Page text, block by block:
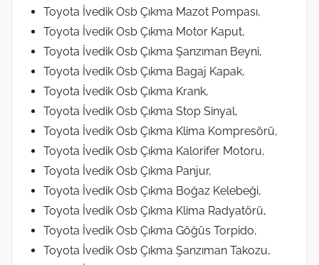
Toyota İvedik Osb Çıkma Mazot Pompası,
Toyota İvedik Osb Çıkma Motor Kaput,
Toyota İvedik Osb Çıkma Şanzıman Beyni,
Toyota İvedik Osb Çıkma Bagaj Kapak,
Toyota İvedik Osb Çıkma Krank,
Toyota İvedik Osb Çıkma Stop Sinyal,
Toyota İvedik Osb Çıkma Klima Kompresörü,
Toyota İvedik Osb Çıkma Kalorifer Motoru,
Toyota İvedik Osb Çıkma Panjur,
Toyota İvedik Osb Çıkma Boğaz Kelebeği,
Toyota İvedik Osb Çıkma Klima Radyatörü,
Toyota İvedik Osb Çıkma Göğüs Torpido,
Toyota İvedik Osb Çıkma Şanzıman Takozu,